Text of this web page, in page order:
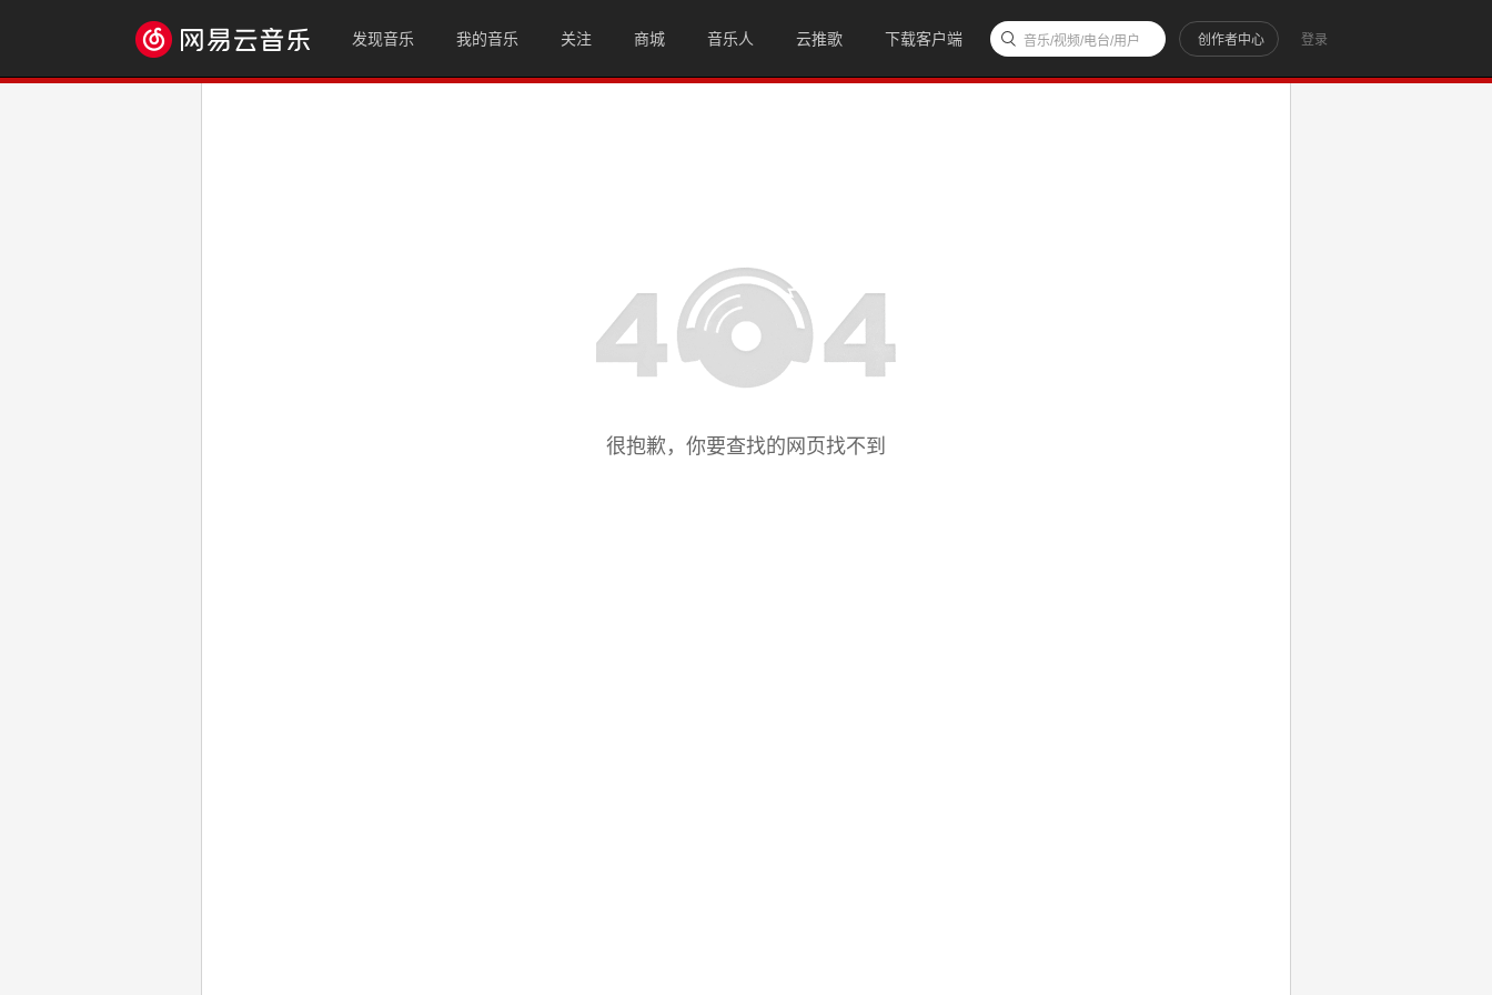
发现音乐 我的音乐 关注 商城 音乐人 云推歌 下载客户端 登录
创作者中心
音乐/视频/电台/用户